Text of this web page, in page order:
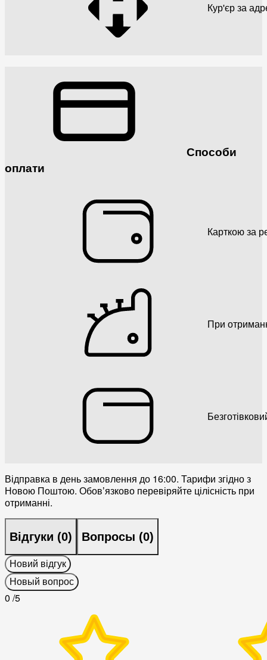
Кур'єр за
Способи
оплати
Карткою за
При
Відправка в день замовлення до 16:00. Тарифи згідно з
Новою Поштою. Обовʼязково перевіряйте цілісність при
отриманні.
Відгуки (0) Вопросы (0)
Новий відгук
Новый вопрос
0 /5